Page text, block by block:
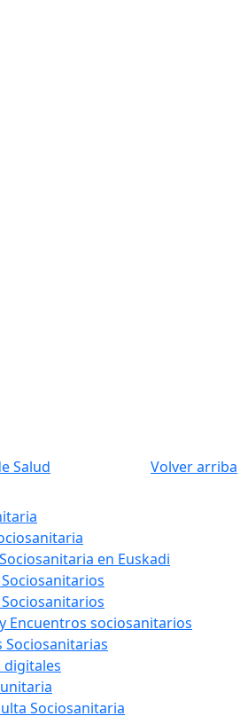
Salud Volver arriba
en Euskadi
Encuentros sociosanitarios
Sociosanitarias
Sociosanitaria